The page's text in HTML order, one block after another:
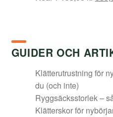
GUIDER OCH
Klätterutrustning för
du (och inte)
Ryggsäcksstorlek –
Klätterskor för